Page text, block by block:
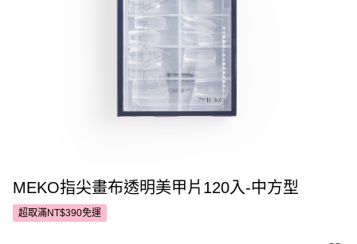
MEKO指尖畫布透明美甲片120入-中方型
超取滿NT$390免運